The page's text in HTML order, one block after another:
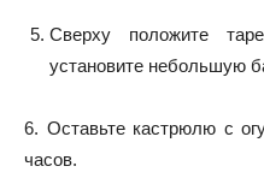
Сверху положите
установите небольшую
6. Оставьте кастрюлю с
часов.